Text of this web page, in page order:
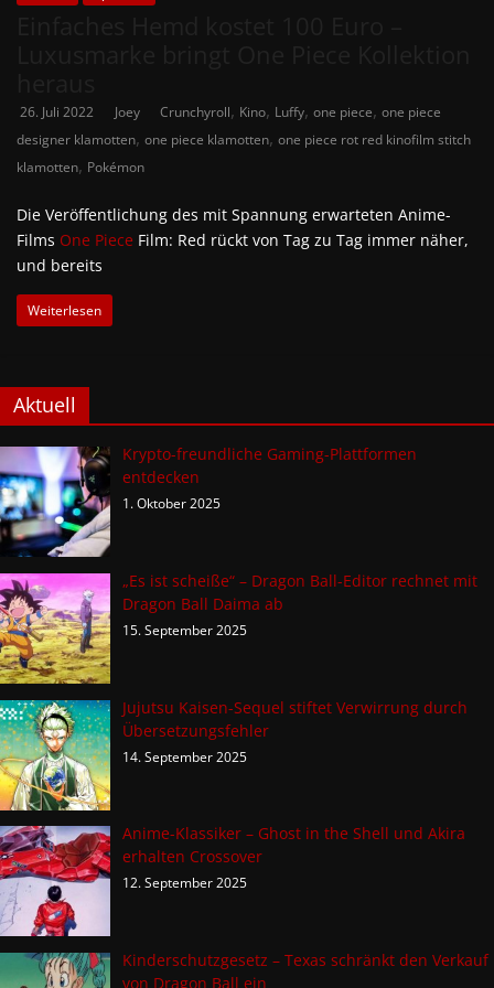
26. Juli 2022 Joey Crunchyroll, Kino, Luffy, one piece, one piece
designer klamotten, one piece klamotten, one piece rot red kinofilm stitch
klamotten, Pokémon
Die Veröffentlichung des mit Spannung erwarteten Anime-
Films One Piece Film: Red rückt von Tag zu Tag immer näher,
und bereits
Weiterlesen
Aktuell
Krypto-freundliche Gaming-Plattformen
entdecken
1. Oktober 2025
„Es ist scheiße“ – Dragon Ball-Editor rechnet mit
Dragon Ball Daima ab
15. September 2025
Jujutsu Kaisen-Sequel stiftet Verwirrung durch
Übersetzungsfehler
14. September 2025
Anime-Klassiker – Ghost in the Shell und Akira
erhalten Crossover
12. September 2025
Kinderschutzgesetz – Texas schränkt den Verkauf
von Dragon Ball ein